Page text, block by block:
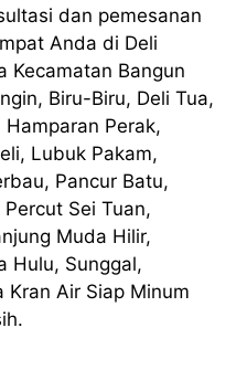
dan pemesanan
Anda di Deli
Kecamatan Bangun
Biru-Biru, Deli Tua,
Perak,
Lubuk Pakam,
Pancur Batu,
Sei Tuan,
Muda Hilir,
Hulu, Sunggal,
Kran Air Siap Minum